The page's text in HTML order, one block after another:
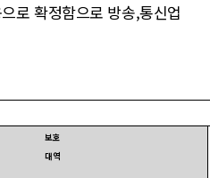
로 확정함으로 방송,통신업
보호
대역